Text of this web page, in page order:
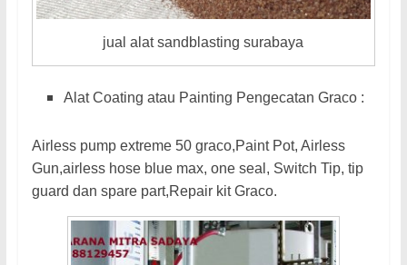
jual alat sandblasting surabaya
Alat Coating atau Painting Pengecatan Graco :
Airless pump extreme 50 graco,Paint Pot, Airless
Gun,airless hose blue max, one seal, Switch Tip, tip
guard dan spare part,Repair kit Graco.